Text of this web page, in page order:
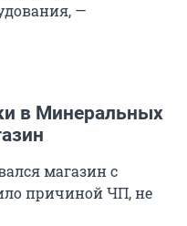
—
в Минеральных
магазин с
причиной ЧП, не